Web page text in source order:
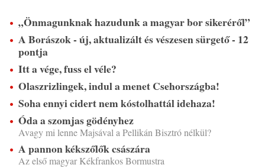
„Önmagunknak hazudunk a magyar bor sikeréről”
A Borászok - új, aktualizált és vészesen sürgető - 12
pontja
Itt a vége, fuss el véle?
Olaszrizlingek, indul a menet Csehországba!
Soha ennyi cidert nem kóstolhattál idehaza!
Óda a szomjas gödényhez
Avagy mi lenne Majsával a Pellikán Bisztró nélkül?
A pannon kékszőlők császára
Az első magyar Kékfrankos Bormustra